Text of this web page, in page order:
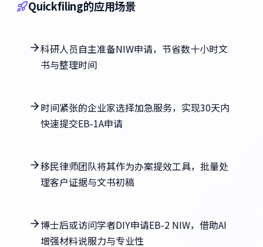
Quickfiling的应用场景
科研人员自主准备NIW申请，节省数十小时文
书与整理时间
时间紧张的企业家选择加急服务，实现30天内
快速提交EB-1A申请
移民律师团队将其作为办案提效工具，批量处
理客户证据与文书初稿
博士后或访问学者DIY申请EB-2 NIW，借助AI
增强材料说服力与专业性